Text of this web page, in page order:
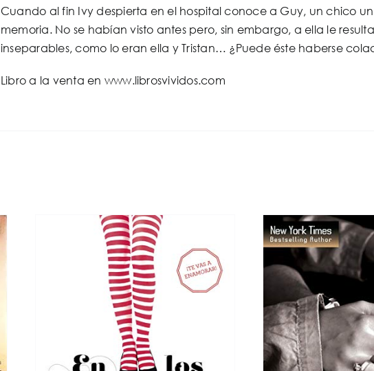
Cuando al fin Ivy despierta en el hospital conoce a Guy, un chico
memoria. No se habían visto antes pero, sin embargo, a ella le
inseparables, como lo eran ella y Tristan… ¿Puede éste haberse
Libro a la venta en www.librosvividos.com